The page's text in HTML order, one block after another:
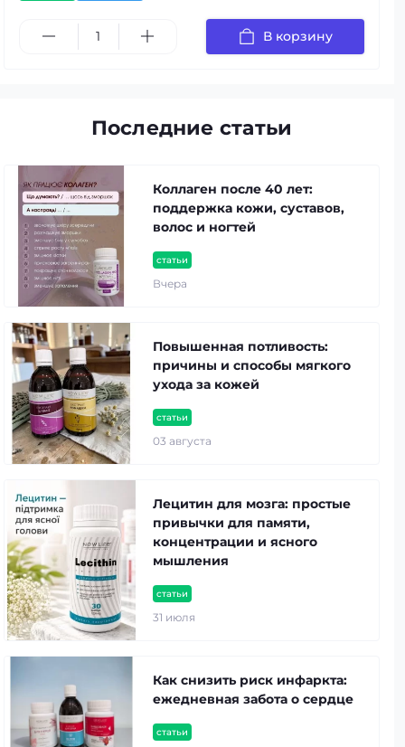
В корзину
Последние статьи
статьи
Вчера
Коллаген после 40 лет:
поддержка кожи, суставов,
волос и ногтей
статьи
03 августа
Повышенная потливость:
причины и способы мягкого
ухода за кожей
статьи
31 июля
Лецитин для мозга: простые
привычки для памяти,
концентрации и ясного
мышления
статьи
Как снизить риск инфаркта:
ежедневная забота о сердце